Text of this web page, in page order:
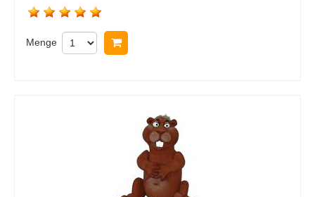
Menge